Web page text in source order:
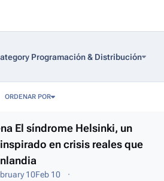
Programación & Distribución
ORDENAR POR
El síndrome Helsinki, un
en crisis reales que
10Feb 10